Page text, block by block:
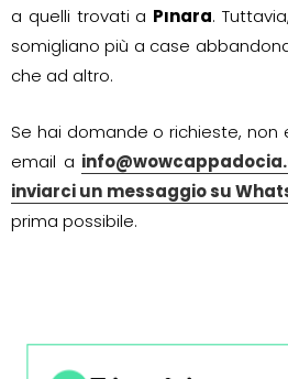
a quelli trovati a Pınara.
somigliano più a case
che ad altro.
Se hai domande o richieste,
email a
inviarci un messaggio su
prima possibile.